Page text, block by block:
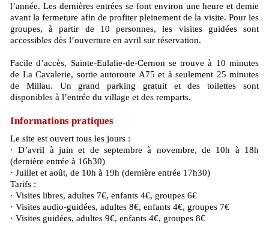
l’année. Les dernières entrées se font environ une heure et demie
avant la fermeture afin de profiter pleinement de la visite. Pour les
groupes, à partir de 10 personnes, les visites guidées sont
accessibles dès l’ouverture en avril sur réservation.
Facile d’accès, Sainte-Eulalie-de-Cernon se trouve à 10 minutes
de La Cavalerie, sortie autoroute A75 et à seulement 25 minutes
de Millau. Un grand parking gratuit et des toilettes sont
disponibles à l’entrée du village et des remparts.
Informations pratiques
Le site est ouvert tous les jours :
· D’avril à juin et de septembre à novembre, de 10h à 18h
(dernière entrée à 16h30)
· Juillet et août, de 10h à 19h (dernière entrée 17h30)
Tarifs :
· Visites libres, adultes 7€, enfants 4€, groupes 6€
· Visites audio-guidées, adultes 8€, enfants 4€, groupes 7€
· Visites guidées, adultes 9€, enfants 4€, groupes 8€